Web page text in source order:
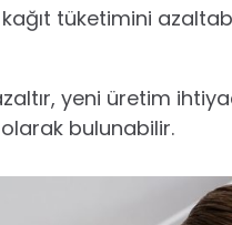
tüketimini
yeni üretim
bulunabilir.